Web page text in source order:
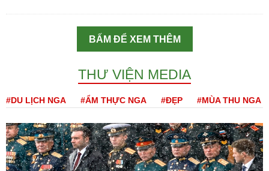
BẤM ĐỂ XEM THÊM
THƯ VIỆN MEDIA
#DU LỊCH NGA #ẨM THỰC NGA #ĐẸP #MÙA THU NGA